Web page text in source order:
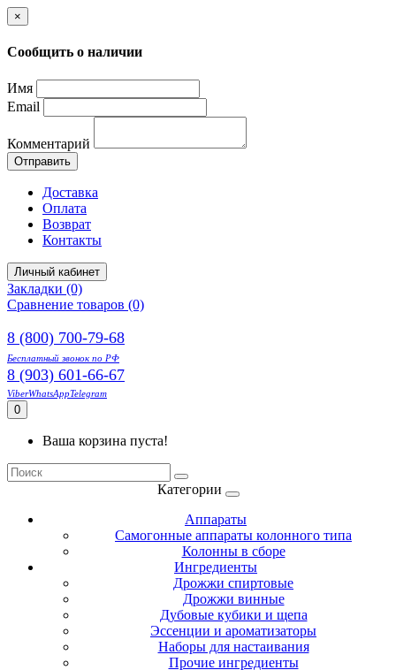
×
Сообщить о наличии
Имя
Email
Комментарий
Отправить
Доставка
Оплата
Возврат
Контакты
Личный кабинет
Закладки (0)
Сравнение товаров (0)
8 (800) 700-79-68
Бесплатный звонок по РФ
8 (903) 601-66-67
ViberWhatsAppTelegram
0
Ваша корзина пуста!
Категории
Аппараты
Самогонные аппараты колонного типа
Колонны в сборе
Ингредиенты
Дрожжи спиртовые
Дрожжи винные
Дубовые кубики и щепа
Эссенции и ароматизаторы
Наборы для настаивания
Прочие ингредиенты